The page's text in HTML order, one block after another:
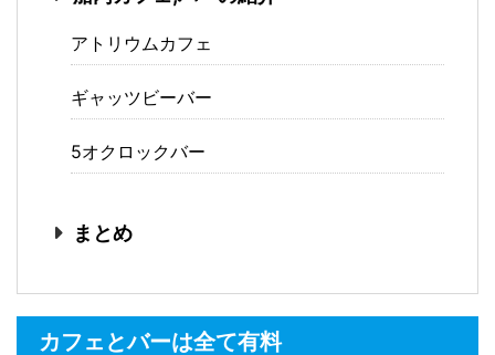
アトリウムカフェ
ギャッツビーバー
5オクロックバー
まとめ
カフェとバーは全て有料